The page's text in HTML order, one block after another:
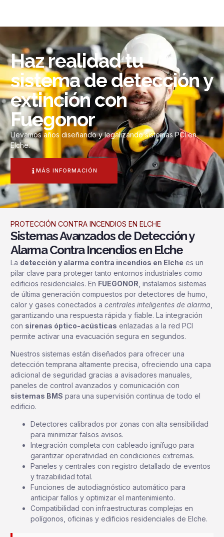
Haz realidad tu
sistema de detección y
extinción con
Fuegonor
Llevamos años diseñando y legalizando sistemas PCI en
Elche.
MÁS INFORMACIÓN
PROTECCIÓN CONTRA INCENDIOS EN ELCHE
Sistemas Avanzados de Detección y
Alarma Contra Incendios en Elche
La detección y alarma contra incendios en Elche es un
pilar clave para proteger tanto entornos industriales como
edificios residenciales. En FUEGONOR , instalamos sistemas
de última generación compuestos por detectores de humo,
calor y gases conectados a centrales inteligentes de alarma
garantizando una respuesta rápida y fiable. La integración
con sirenas óptico-acústicas enlazadas a la red PCI
permite activar una evacuación segura en segundos.
Nuestros sistemas están diseñados para ofrecer una
detección temprana altamente precisa, ofreciendo una capa
adicional de seguridad gracias a avisadores manuales,
paneles de control avanzados y comunicación con
sistemas BMS para una supervisión continua de todo el
edificio.
Detectores calibrados por zonas con alta sensibilidad
para minimizar falsos avisos.
Integración completa con cableado ignífugo para
garantizar operatividad en condiciones extremas.
Paneles y centrales con registro detallado de eventos
y trazabilidad total.
Funciones de autodiagnóstico automático para
anticipar fallos y optimizar el mantenimiento.
Compatibilidad con infraestructuras complejas en
polígonos, oficinas y edificios residenciales de Elche.